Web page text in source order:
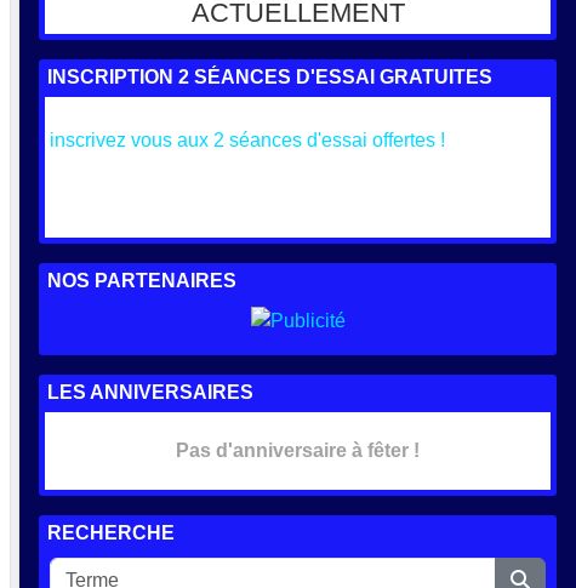
ACTUELLEMENT
INSCRIPTION 2 SÉANCES D'ESSAI GRATUITES
inscrivez vous aux 2 séances d'essai offertes !
NOS PARTENAIRES
LES ANNIVERSAIRES
Pas d'anniversaire à fêter !
RECHERCHE